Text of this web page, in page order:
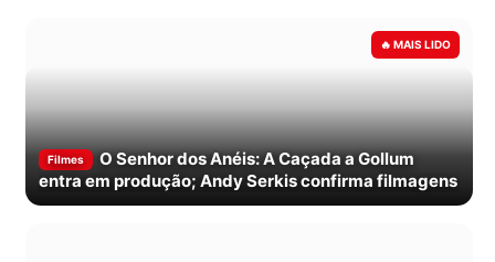
Filmes
O Senhor dos Anéis: A Caçada a Gollum
entra em produção; Andy Serkis confirma filmagens